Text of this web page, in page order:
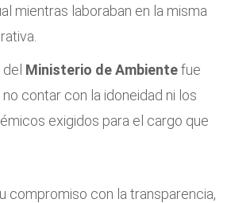
mientras laboraban en la misma
Ministerio de Ambientefue
contar con la idoneidad ni los
exigidos para el cargo que
compromiso con la transparencia,